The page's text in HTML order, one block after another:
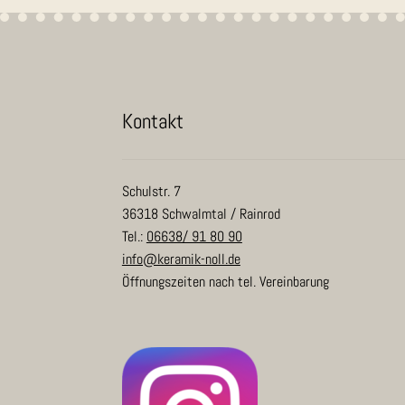
Kon­takt
Schulstr. 7
36318 Schwalmtal / Rainrod
Tel.: 06638/ 91 80 90
info@keramik-noll.de
Öffnungszeiten nach tel. Vereinbarung